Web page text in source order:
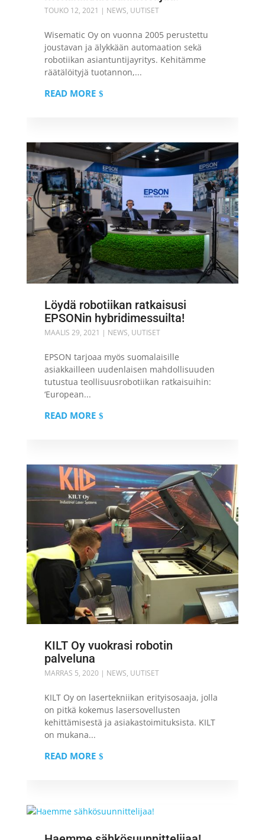
TOUKO 12, 2021 | NEWS, UUTISET
Wisematic Oy on vuonna 2005 perustettu
joustavan ja älykkään automaation sekä
robotiikan asiantuntijayritys. Kehitämme
räätälöityjä tuotannon,...
READ MORE
Löydä robotiikan ratkaisusi
EPSONin hybridimessuilta!
MAALIS 29, 2021 | NEWS, UUTISET
EPSON tarjoaa myös suomalaisille
asiakkailleen uudenlaisen mahdollisuuden
tutustua teollisuusrobotiikan ratkaisuihin:
‘European...
READ MORE
KILT Oy vuokrasi robotin
palveluna
MARRAS 5, 2020 | NEWS, UUTISET
KILT Oy on lasertekniikan erityisosaaja, jolla
on pitkä kokemus lasersovellusten
kehittämisestä ja asiakastoimituksista. KILT
on mukana...
READ MORE